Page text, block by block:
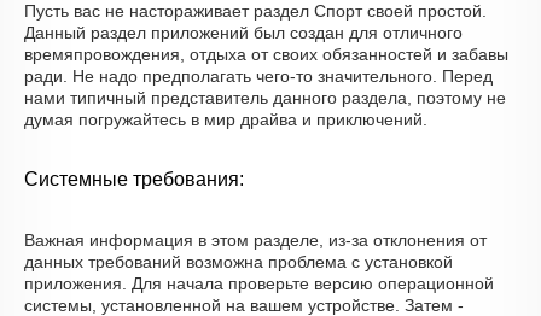
Пусть вас не настораживает раздел Спорт своей простой.
Данный раздел приложений был создан для отличного
времяпровождения, отдыха от своих обязанностей и забавы
ради. Не надо предполагать чего-то значительного. Перед
нами типичный представитель данного раздела, поэтому не
думая погружайтесь в мир драйва и приключений.
Системные требования:
Важная информация в этом разделе, из-за отклонения от
данных требований возможна проблема с установкой
приложения. Для начала проверьте версию операционной
системы, установленной на вашем устройстве. Затем -